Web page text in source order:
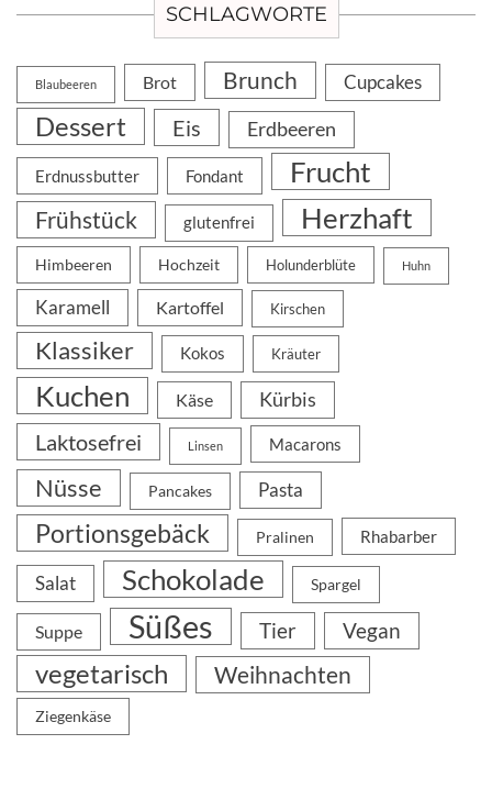
SCHLAGWORTE
Blaubeeren Brot Brunch Cupcakes
Dessert Eis Erdbeeren
Erdnussbutter Fondant Frucht
Frühstück glutenfrei Herzhaft
Himbeeren Hochzeit Holunderblüte Huhn
Karamell Kartoffel Kirschen
Klassiker Kokos Kräuter
Kuchen Käse Kürbis
Laktosefrei Linsen Macarons
Nüsse Pancakes Pasta
Portionsgebäck Pralinen Rhabarber
Salat Schokolade Spargel
Suppe Süßes Tier Vegan
vegetarisch Weihnachten
Ziegenkäse